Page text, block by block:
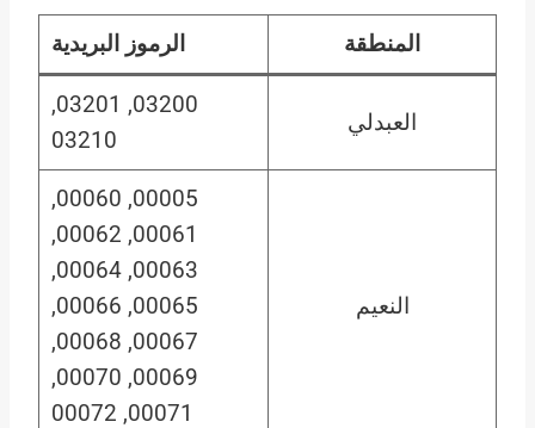
المنطقة الرموز البريدية
العبدلي
03200, 03201,
03210
النعيم
00005, 00060,
00061, 00062,
00063, 00064,
00065, 00066,
00067, 00068,
00069, 00070,
00071, 00072